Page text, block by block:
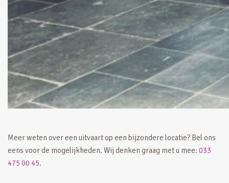
Meer weten over een uitvaart op een bijzondere locatie? Bel ons
eens voor de mogelijkheden. Wij denken graag met u mee: 033
475 00 45.